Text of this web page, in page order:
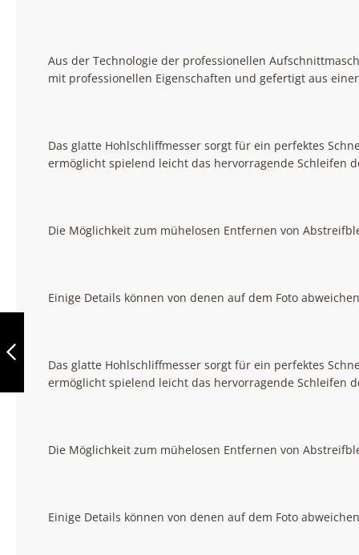
ZURÜCK
Aus der Technologie der professionellen
mit professionellen Eigenschaften und gefertigt aus
Das glatte Hohlschliffmesser sorgt für ein perfektes
ermöglicht spielend leicht das hervorragende Schleifen
Die Möglichkeit zum mühelosen Entfernen von
Einige Details können von denen auf dem Foto
Das glatte Hohlschliffmesser sorgt für ein perfektes
ermöglicht spielend leicht das hervorragende Schleifen
Die Möglichkeit zum mühelosen Entfernen von
Einige Details können von denen auf dem Foto